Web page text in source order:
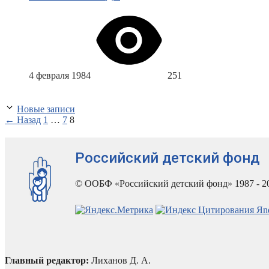
4 февраля 1984 251
Новые записи
← Назад Страница
1 … Страница
7 Страница
8
Российский детский фонд
© ООБФ «Российский детский фонд» 1987 -
Главный редактор: Лиханов Д. А.